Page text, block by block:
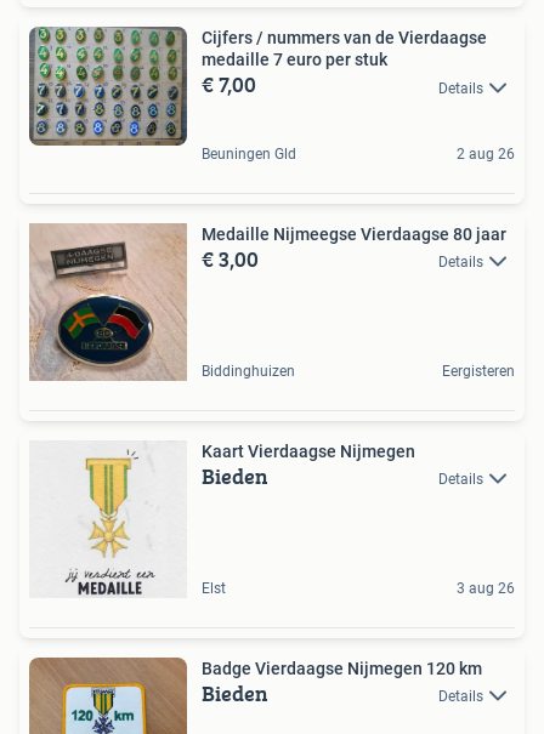
Cijfers / nummers van de Vierdaagse
medaille 7 euro per stuk
€ 7,00 Details
Beuningen Gld 2 aug 26
Medaille Nijmeegse Vierdaagse 80 jaar
€ 3,00 Details
Biddinghuizen Eergisteren
Kaart Vierdaagse Nijmegen
Bieden Details
Elst 3 aug 26
Badge Vierdaagse Nijmegen 120 km
Bieden Details